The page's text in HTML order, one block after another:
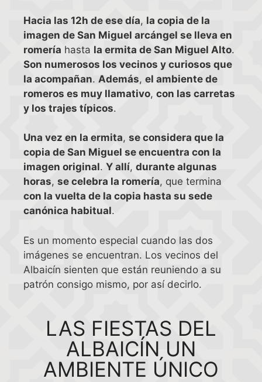
Hacia las 12h de ese día, la copia de la
imagen de San Miguel arcángel se lleva en
romería hasta la ermita de San Miguel Alto.
Son numerosos los vecinos y curiosos que
la acompañan. Además, el ambiente de
romeros es muy llamativo, con las carretas
y los trajes típicos.
Una vez en la ermita, se considera que la
copia de San Miguel se encuentra con la
imagen original. Y allí, durante algunas
horas, se celebra la romería, que termina
con la vuelta de la copia hasta su sede
canónica habitual.
Es un momento especial cuando las dos
imágenes se encuentran. Los vecinos del
Albaicín sienten que están reuniendo a su
patrón consigo mismo, por así decirlo.
LAS FIESTAS DEL
ALBAICÍN UN
AMBIENTE ÚNICO